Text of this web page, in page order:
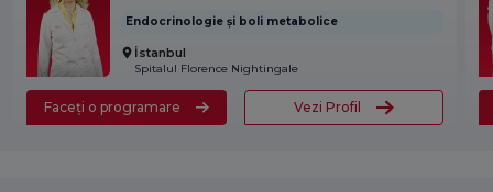
Endocrinologie și boli metabolice
İstanbul
Spitalul Florence Nightingale
Faceți o programare Vezi Profil